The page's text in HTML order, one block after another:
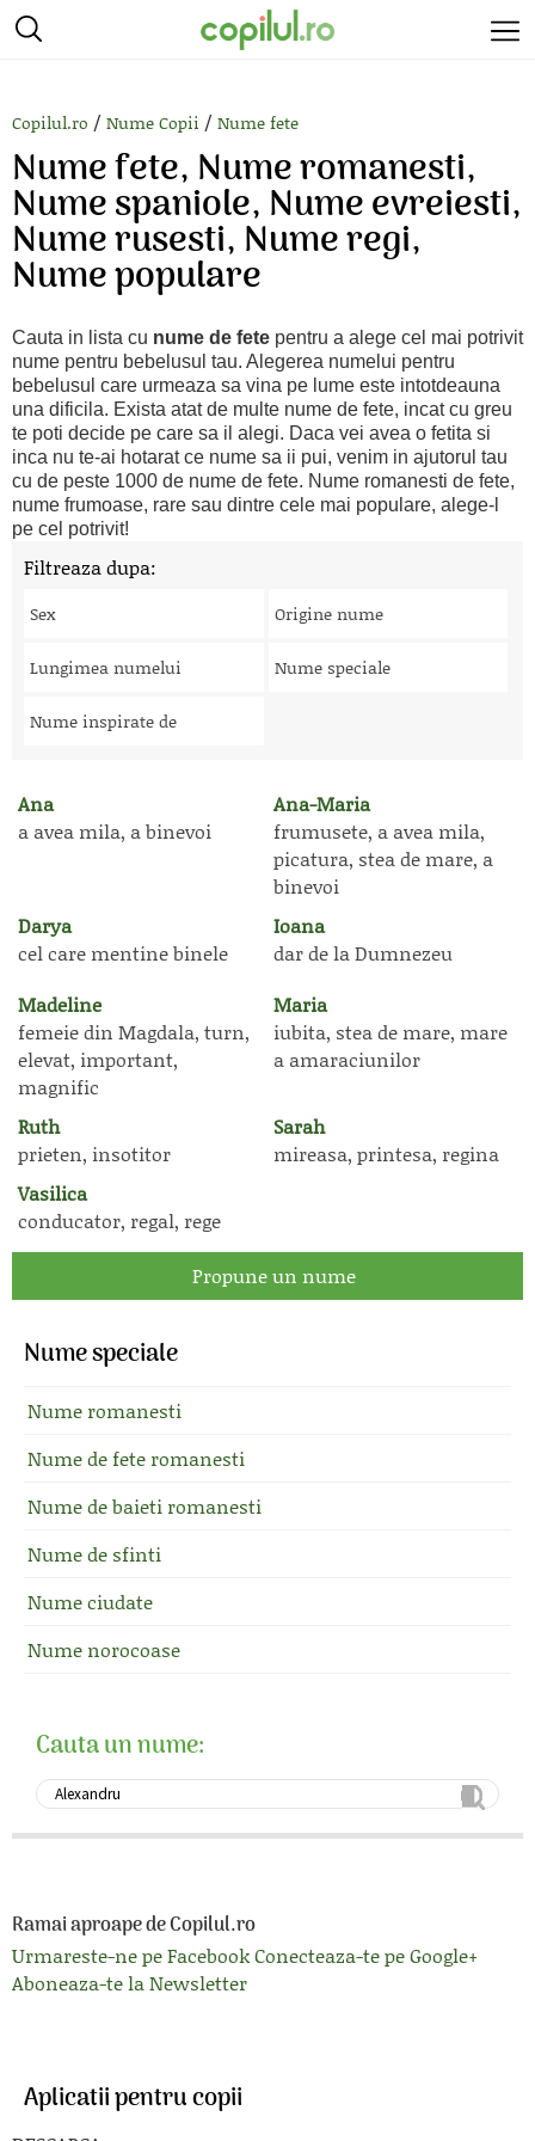
Copilul.ro / Nume Copii / Nume fete
Nume fete, Nume romanesti,
Nume spaniole, Nume evreiesti,
Nume rusesti, Nume regi,
Nume populare
Cauta in lista cu nume de fete pentru a alege cel mai potrivit
nume pentru bebelusul tau. Alegerea numelui pentru
bebelusul care urmeaza sa vina pe lume este intotdeauna
una dificila. Exista atat de multe nume de fete, incat cu greu
te poti decide pe care sa il alegi. Daca vei avea o fetita si
inca nu te-ai hotarat ce nume sa ii pui, venim in ajutorul tau
cu de peste 1000 de nume de fete. Nume romanesti de fete,
nume frumoase, rare sau dintre cele mai populare, alege-l
pe cel potrivit!
Filtreaza dupa:
Sex Origine nume
Lungimea numelui Nume speciale
Nume inspirate de
Ana
a avea mila, a binevoi
Ana-Maria
frumusete, a avea mila,
picatura, stea de mare, a
binevoi
Darya
cel care mentine binele
Ioana
dar de la Dumnezeu
Madeline
femeie din Magdala, turn,
elevat, important,
magnific
Maria
iubita, stea de mare, mare
a amaraciunilor
Ruth
prieten, insotitor
Sarah
mireasa, printesa, regina
Vasilica
conducator, regal, rege
Propune un nume
Nume speciale
Nume romanesti
Nume de fete romanesti
Nume de baieti romanesti
Nume de sfinti
Nume ciudate
Nume norocoase
Cauta un nume:
Ramai aproape de Copilul.ro
Urmareste-ne pe FacebookConecteaza-te pe Google+
Aboneaza-te la Newsletter
Aplicatii pentru copii